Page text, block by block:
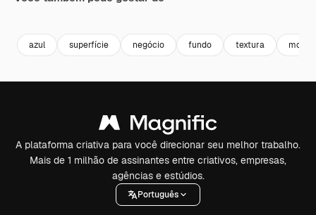
azul superfície negócio fundo textura
A plataforma criativa para você direcionar seu melhor trabalho.
Mais de 1 milhão de assinantes entre criativos, empresas,
agências e estúdios.
Português